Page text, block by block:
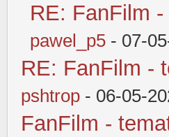
RE: FanFilm -
pawel_p5 - 07-
RE: FanFilm -
pshtrop - 06-05-
FanFilm -